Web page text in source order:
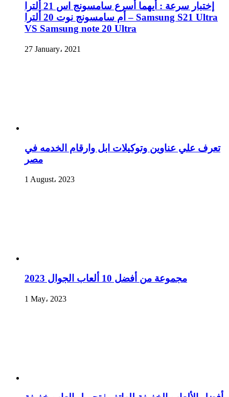
إختبار سرعة : أيهما أسرع سامسونج اس 21 ألترا
أم سامسونج نوت 20 ألترا – Samsung S21 Ultra
VS Samsung note 20 Ultra
27 January، 2021
تعرف علي عناوين وتوكيلات ابل وارقام الخدمه في
مصر
1 August، 2023
مجموعة من أفضل 10 ألعاب الجوال 2023
1 May، 2023